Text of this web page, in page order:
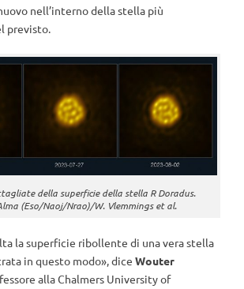
nell’interno della stella più
previsto.
della superficie della stella R Doradus.
(Eso/Naoj/Nrao)/W. Vlemmings et al.
la superficie ribollente di una vera stella
in questo modo», dice Wouter
alla Chalmers University of